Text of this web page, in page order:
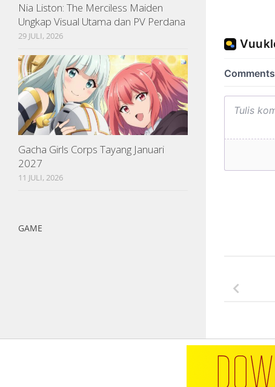
Nia Liston: The Merciless Maiden
Ungkap Visual Utama dan PV Perdana
29 JULI, 2026
Gacha Girls Corps Tayang Januari
2027
11 JULI, 2026
GAME